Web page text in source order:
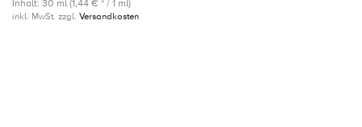
Inhalt: 30 ml (1,44 € * / 1 ml)
inkl. MwSt. zzgl. Versandkosten